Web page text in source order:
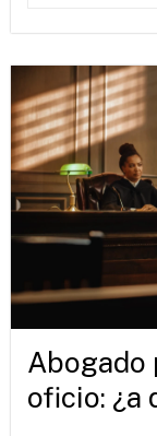
Abogado
oficio: ¿a